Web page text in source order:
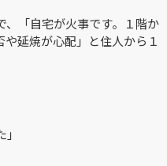
「自宅が火事です。１階か
延焼が心配」と住人から１